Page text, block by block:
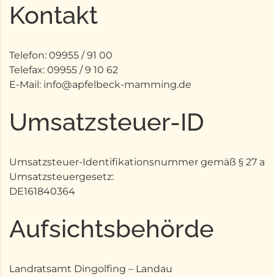
Kontakt
Telefon: 09955 / 91 00
Telefax: 09955 / 9 10 62
E-Mail: info@apfelbeck-mamming.de
Umsatzsteuer-ID
Umsatzsteuer-Identifikationsnummer gemäß § 27 a
Umsatzsteuergesetz:
DE161840364
Aufsichtsbehörde
Landratsamt Dingolfing – Landau